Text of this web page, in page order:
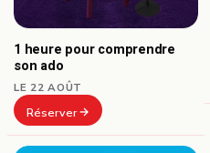
1 heure pour comprendre
son ado
LE 22 AOÛT
Réserver